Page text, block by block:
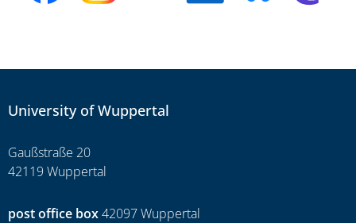
University of Wuppertal
Gaußstraße 20
42119 Wuppertal
post office box42097 Wuppertal